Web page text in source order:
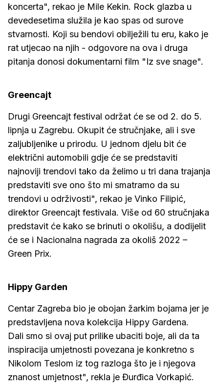
koncerta", rekao je Mile Kekin. Rock glazba u
devedesetima služila je kao spas od surove
stvarnosti. Koji su bendovi obilježili tu eru, kako je
rat utjecao na njih - odgovore na ova i druga
pitanja donosi dokumentarni film "Iz sve snage".
Greencajt
Drugi Greencajt festival održat će se od 2. do 5.
lipnja u Zagrebu. Okupit će stručnjake, ali i sve
zaljubljenike u prirodu. U jednom djelu bit će
električni automobili gdje će se predstaviti
najnoviji trendovi tako da želimo u tri dana trajanja
predstaviti sve ono što mi smatramo da su
trendovi u održivosti", rekao je Vinko Filipić,
direktor Greencajt festivala. Više od 60 stručnjaka
predstavit će kako se brinuti o okolišu, a dodijelit
će se i Nacionalna nagrada za okoliš 2022 –
Green Prix.
Hippy Garden
Centar Zagreba bio je obojan žarkim bojama jer je
predstavljena nova kolekcija Hippy Gardena.
Dali smo si ovaj put prilike ubaciti boje, ali da ta
inspiracija umjetnosti povezana je konkretno s
Nikolom Teslom iz tog razloga što je i njegova
znanost umjetnost", rekla je Đurđica Vorkapić.